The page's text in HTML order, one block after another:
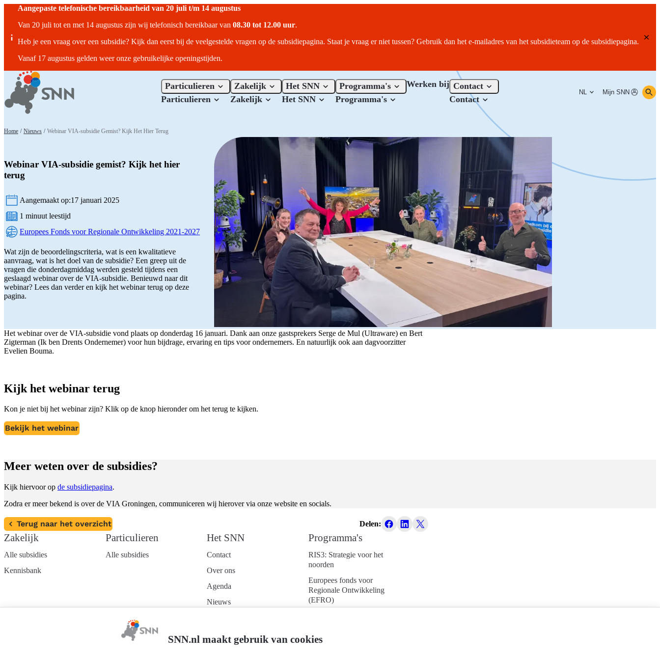
SNN.nl maakt gebruik van cookies
Aangepaste telefonische bereikbaarheid van 20 juli t/m 14 augustus
Van 20 juli tot en met 14 augustus zijn wij telefonisch bereikbaar van 08.30 tot 12.00 uur.
Heb je een vraag over een subsidie? Kijk dan eerst bij de veelgestelde vragen op de subsidiepagina. Staat je vraag er niet tussen? Gebruik dan het e-mailadres van het subsidieteam op de subsidiepagina.
Vanaf 17 augustus gelden weer onze gebruikelijke openingstijden.
Particulieren
Particulieren
Zakelijk
Zakelijk
Het SNN
Het SNN
Programma's
Programma's
Werken bij Contact
Contact
NL Mijn SNN
Home / Nieuws / Webinar VIA-subsidie Gemist? Kijk Het Hier Terug
Webinar VIA-subsidie gemist? Kijk het hier
terug
Aangemaakt op:17 januari 2025
Leestijd:
1 minuut leestijd
Programma:
Europees Fonds voor Regionale Ontwikkeling 2021-2027
Wat zijn de beoordelingscriteria, wat is een kwalitatieve
aanvraag, wat is het doel van de subsidie? Een greep uit de
vragen die donderdagmiddag werden gesteld tijdens een
geslaagd webinar over de VIA-subsidie. Benieuwd naar dit
webinar? Lees dan verder en kijk het webinar terug op deze
pagina.
Het webinar over de VIA-subsidie vond plaats op donderdag 16 januari. Dank aan onze gastsprekers Serge de Mul (Ultraware) en Bert
Zigterman (Ik ben Drents Ondernemer) voor hun bijdrage, ervaring en tips voor ondernemers. En natuurlijk ook aan dagvoorzitter
Evelien Bouma.
Kijk het webinar terug
Kon je niet bij het webinar zijn? Klik op de knop hieronder om het terug te kijken.
Bekijk het webinar
Meer weten over de subsidies?
Kijk hiervoor op de subsidiepagina.
Zodra er meer bekend is over de VIA Groningen, communiceren wij hierover via onze website en socials.
Terug naar het overzicht Delen:
Zakelijk
Alle subsidies
Kennisbank
Particulieren
Alle subsidies
Het SNN
Contact
Over ons
Agenda
Nieuws
nieuwsbrief
Programma's
RIS3: Strategie voor het
noorden
Europees fonds voor
Regionale Ontwikkeling
(EFRO)
Gemeenschappelijk